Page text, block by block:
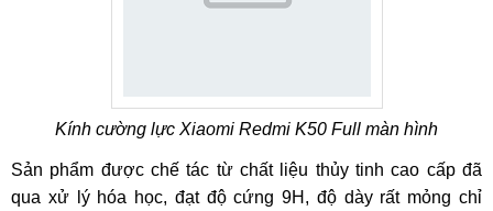
Kính cường lực Xiaomi Redmi K50 Full màn hình
Sản phẩm được chế tác từ chất liệu thủy tinh cao cấp đã
qua xử lý hóa học, đạt độ cứng 9H, độ dày rất mỏng chỉ